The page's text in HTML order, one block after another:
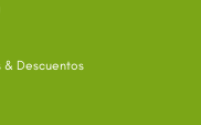
Descuentos